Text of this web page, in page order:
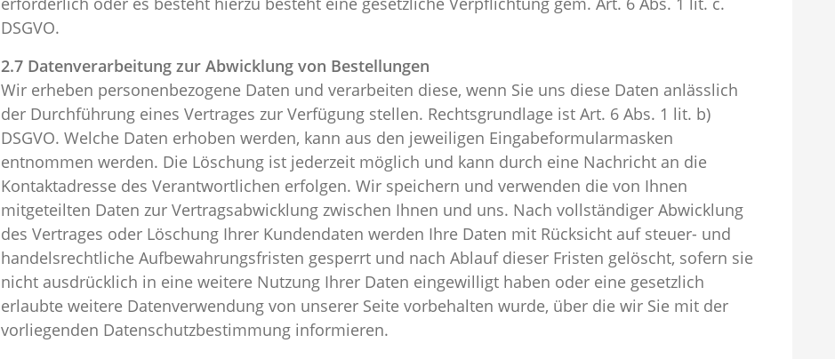
DSGVO.
2.7 Datenverarbeitung zur Abwicklung von Bestellungen
Wir erheben personenbezogene Daten und verarbeiten diese, wenn Sie uns diese Daten anlässlich
der Durchführung eines Vertrages zur Verfügung stellen. Rechtsgrundlage ist Art. 6 Abs. 1 lit. b)
DSGVO. Welche Daten erhoben werden, kann aus den jeweiligen Eingabeformularmasken
entnommen werden. Die Löschung ist jederzeit möglich und kann durch eine Nachricht an die
Kontaktadresse des Verantwortlichen erfolgen. Wir speichern und verwenden die von Ihnen
mitgeteilten Daten zur Vertragsabwicklung zwischen Ihnen und uns. Nach vollständiger Abwicklung
des Vertrages oder Löschung Ihrer Kundendaten werden Ihre Daten mit Rücksicht auf steuer- und
handelsrechtliche Aufbewahrungsfristen gesperrt und nach Ablauf dieser Fristen gelöscht, sofern sie
nicht ausdrücklich in eine weitere Nutzung Ihrer Daten eingewilligt haben oder eine gesetzlich
erlaubte weitere Datenverwendung von unserer Seite vorbehalten wurde, über die wir Sie mit der
vorliegenden Datenschutzbestimmung informieren.